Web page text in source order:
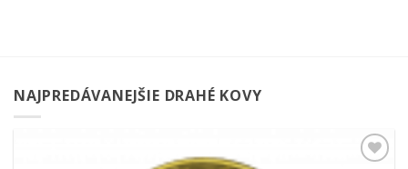
NAJPREDÁVANEJŠIE DRAHÉ KOVY